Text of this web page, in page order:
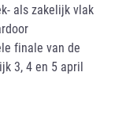
als zakelijk vlak
finale van de
3, 4 en 5 april